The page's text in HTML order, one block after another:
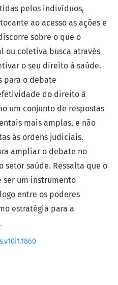
pelos indivíduos,
ao acesso as ações e
sobre o que o
ou coletiva busca através
o seu direito à saúde.
para o debate
do direito à
um conjunto de respostas
mais amplas, e não
às ordens judiciais.
ampliar o debate no
saúde. Ressalta que o
um instrumento
entre os poderes
estratégia para a